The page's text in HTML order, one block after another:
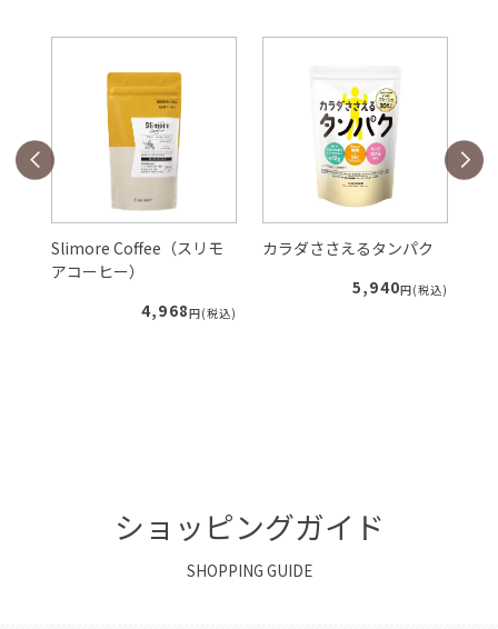
Slimore Coffee（スリモ
アコーヒー）
4,968円(税込)
カラダささえるタンパク
5,940円(税込)
ショッピングガイド
SHOPPING GUIDE